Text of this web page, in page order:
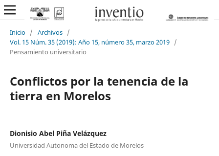
Inicio / Archivos /
Vol. 15 Núm. 35 (2019): Año 15, número 35, marzo 2019 /
Pensamiento universitario
Conflictos por la tenencia de la
tierra en Morelos
Dionisio Abel Piña Velázquez
Universidad Autonoma del Estado de Morelos